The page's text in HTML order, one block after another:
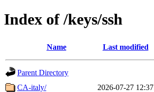
Index of /keys/ssh
Name Last modified
Parent Directory
CA-italy/
2026-07-27 12:37